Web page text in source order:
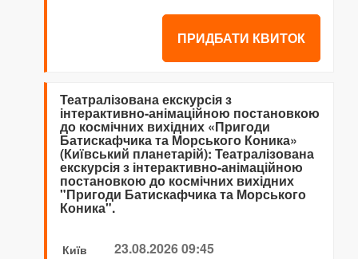
ПРИДБАТИ КВИТОК
Театралізована екскурсія з
інтерактивно-анімаційною постановкою
до космічних вихідних «Пригоди
Батискафчика та Морського Коника»
(Київський планетарій): Театралізована
екскурсія з інтерактивно-анімаційною
постановкою до космічних вихідних
"Пригоди Батискафчика та Морського
Коника".
Київ 23.08.2026 09:45